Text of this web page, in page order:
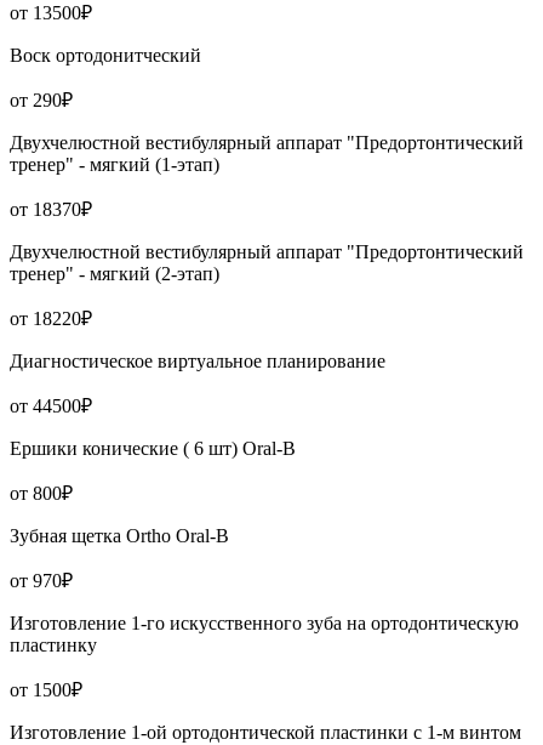
от 13500₽
Воск ортодонитческий
от 290₽
Двухчелюстной вестибулярный аппарат "Предортонтический
тренер" - мягкий (1-этап)
от 18370₽
Двухчелюстной вестибулярный аппарат "Предортонтический
тренер" - мягкий (2-этап)
от 18220₽
Диагностическое виртуальное планирование
от 44500₽
Ершики конические ( 6 шт) Oral-B
от 800₽
Зубная щетка Ortho Oral-B
от 970₽
Изготовление 1-го искусственного зуба на ортодонтическую
пластинку
от 1500₽
Изготовление 1-ой ортодонтической пластинки с 1-м винтом